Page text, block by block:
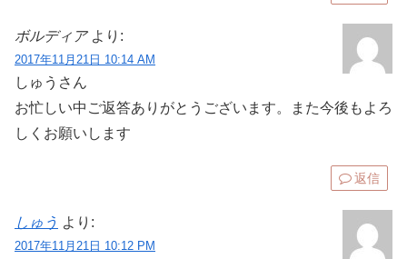
ボルディア より:
2017年11月21日 10:14 AM
しゅうさん
お忙しい中ご返答ありがとうございます。また今後もよろ
しくお願いします
返信
しゅう より:
2017年11月21日 10:12 PM